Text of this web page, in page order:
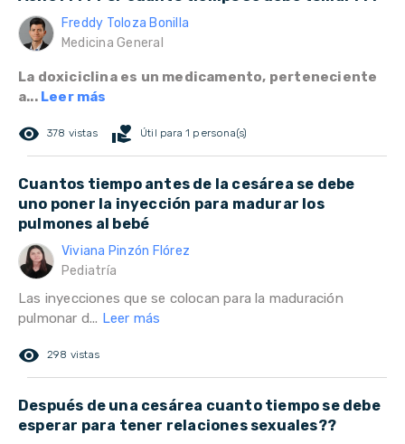
Freddy Toloza Bonilla
Medicina General
La doxiciclina es un medicamento, perteneciente
a... Leer más
remove_red_eye 378 vistas volunteer_activism Útil para 1 persona(s)
Cuantos tiempo antes de la cesárea se debe
uno poner la inyección para madurar los
pulmones al bebé
Viviana Pinzón Flórez
Pediatría
Las inyecciones que se colocan para la maduración
pulmonar d... Leer más
remove_red_eye 298 vistas
Después de una cesárea cuanto tiempo se debe
esperar para tener relaciones sexuales??